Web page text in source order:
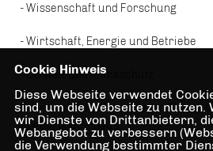
- Wissenschaft und Forschung
- Wirtschaft, Energie und Betriebe
- Umwelt und Klimaschutz
Aber auch bei allen anderen Theme
Abgeordnetenhaus!
Cookie Hinweis
Diese Webseite verwendet
sind, um die Webseite zu
wir Dienste von Drittanbietern,
Webangebot zu verbessern
die Verwendung bestimmter